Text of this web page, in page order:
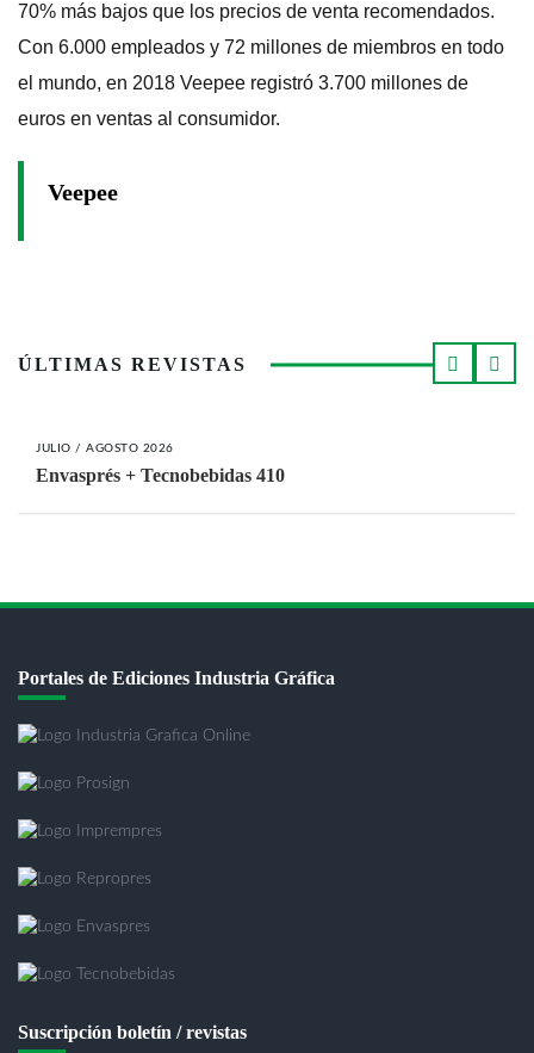
70% más bajos que los precios de venta recomendados.
Con 6.000 empleados y 72 millones de miembros en todo
el mundo, en 2018 Veepee registró 3.700 millones de
euros en ventas al consumidor.
Veepee
ÚLTIMAS REVISTAS
JULIO / AGOSTO 2026
Envasprés + Tecnobebidas 410
Portales de Ediciones Industria Gráfica
Suscripción boletín / revistas